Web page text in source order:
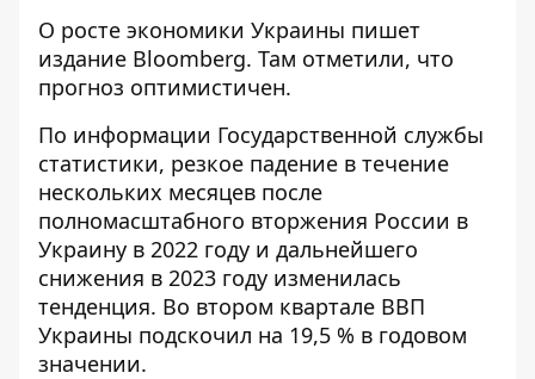
О росте экономики Украины пишет
издание Bloomberg. Там отметили, что
прогноз оптимистичен.
По информации Государственной службы
статистики, резкое падение в течение
нескольких месяцев после
полномасштабного вторжения России в
Украину в 2022 году и дальнейшего
снижения в 2023 году изменилась
тенденция. Во втором квартале ВВП
Украины подскочил на 19,5 % в годовом
значении.